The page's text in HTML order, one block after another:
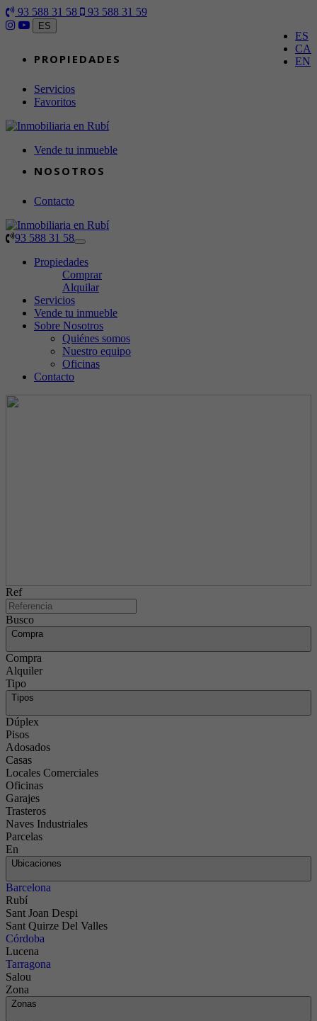
93 588 31 58 93 588 31 59
ES
ES
CA
EN
PROPIEDADES
Servicios
Favoritos
Vende tu inmueble
NOSOTROS
Contacto
COMPRAR
QUIÉNES SOMOS
93 588 31 58
Toggle
Propiedades
Comprar
Alquilar
Servicios
Vende tu inmueble
Sobre Nosotros
Quiénes somos
Nuestro equipo
Oficinas
Contacto
Ref
Busco
Compra
Compra
Alquiler
Tipo
Tipos
Dúplex
Pisos
Adosados
Casas
Locales Comerciales
Oficinas
Garajes
Trasteros
Naves Industriales
Parcelas
En
Ubicaciones
Barcelona
Rubí
Sant Joan Despi
Sant Quirze Del Valles
Córdoba
Lucena
Tarragona
Salou
Zona
Zonas